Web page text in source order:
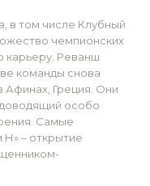
в том числе Клубный
чемпионских
карьеру. Реванш
команды снова
Афинах, Греция. Они
особо
Самые
Н» – открытие